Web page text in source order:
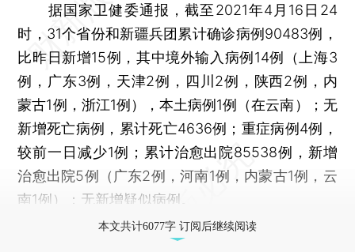
据国家卫健委通报，截至2021年4月16日24
时，31个省份和新疆兵团累计确诊病例90483例，
比昨日新增15例，其中境外输入病例14例（上海3
例，广东3例，天津2例，四川2例，陕西2例，内
蒙古1例，浙江1例），本土病例1例（在云南）；无
新增死亡病例，累计死亡4636例；重症病例4例，
较前一日减少1例；累计治愈出院85538例，新增
治愈出院5例（广东2例，河南1例，内蒙古1例，云
南1例）；无新增疑似病例。
本文共计6077字 订阅后继续阅读